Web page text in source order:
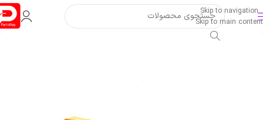
Skip to navigation
Skip to main content